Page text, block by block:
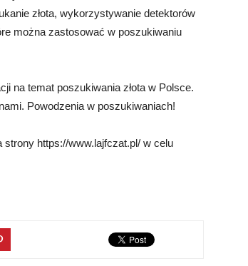
złota, wykorzystywanie detektorów
można zastosować w poszukiwaniu
na temat poszukiwania złota w Polsce.
Powodzenia w poszukiwaniach!
strony https://www.lajfczat.pl/ w celu